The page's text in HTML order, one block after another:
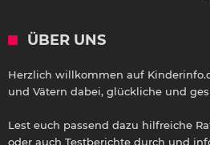
ÜBER UNS
Herzlich willkommen auf
und Vätern dabei, glückliche und
Lest euch passend dazu hilfreiche
oder auch Testberichte durch und